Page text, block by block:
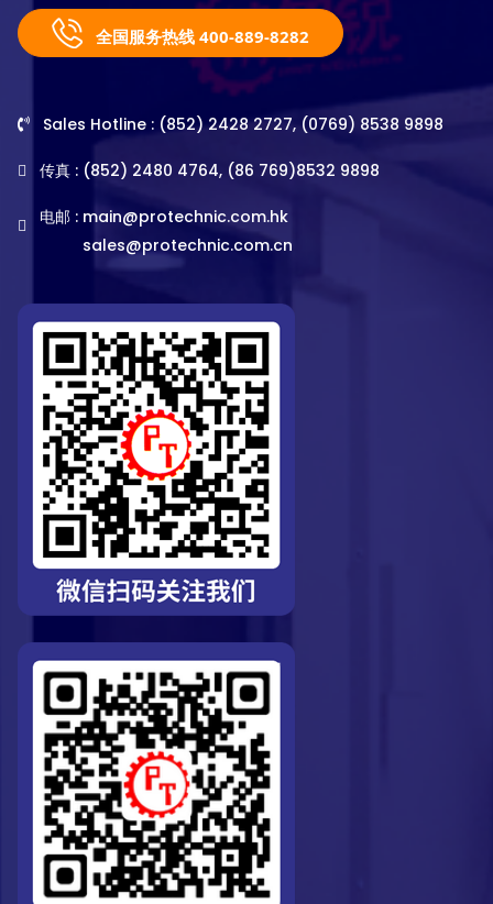
全国服务热线 400-889-8282
Sales Hotline : (852) 2428 2727, (0769) 8538 9898
传真 : (852) 2480 4764, (86 769)8532 9898
电邮 : main@protechnic.com.hk
sales@protechnic.com.cn